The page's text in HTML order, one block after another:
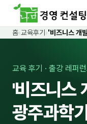
홈
커리큘럼
🛡️ 법정 의무교육 4종
🤖 AI · IT 교육
홈›교육후기 ›'비즈니스 개
교육 후기 · 출강 레퍼
'비즈니스
광주과학